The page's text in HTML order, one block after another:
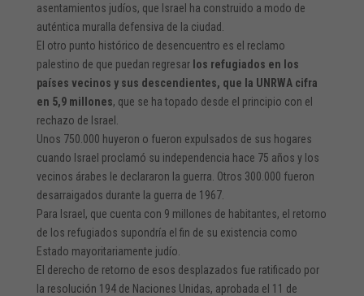
asentamientos judíos, que Israel ha construido a modo de
auténtica muralla defensiva de la ciudad.
El otro punto histórico de desencuentro es el reclamo
palestino de que puedan regresar los refugiados en los
países vecinos y sus descendientes, que la UNRWA cifra
en 5,9 millones, que se ha topado desde el principio con el
rechazo de Israel.
Unos 750.000 huyeron o fueron expulsados de sus hogares
cuando Israel proclamó su independencia hace 75 años y los
vecinos árabes le declararon la guerra. Otros 300.000 fueron
desarraigados durante la guerra de 1967.
Para Israel, que cuenta con 9 millones de habitantes, el retorno
de los refugiados supondría el fin de su existencia como
Estado mayoritariamente judío.
El derecho de retorno de esos desplazados fue ratificado por
la resolución 194 de Naciones Unidas, aprobada el 11 de